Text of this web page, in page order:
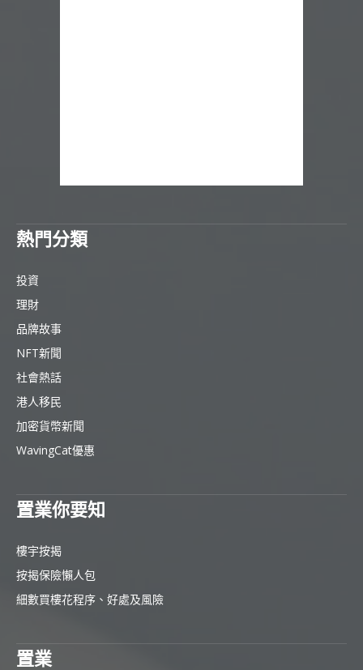
熱門分類
投資
理財
品牌故事
NFT新聞
社會熱話
港人移民
加密貨幣新聞
WavingCat優惠
置業你要知
樓宇按揭
按揭保險懶人包
細數買樓花程序、好處及風險
置業